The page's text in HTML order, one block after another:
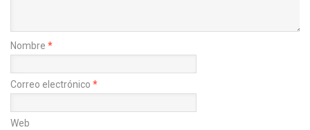
Nombre *
Correo electrónico *
Web